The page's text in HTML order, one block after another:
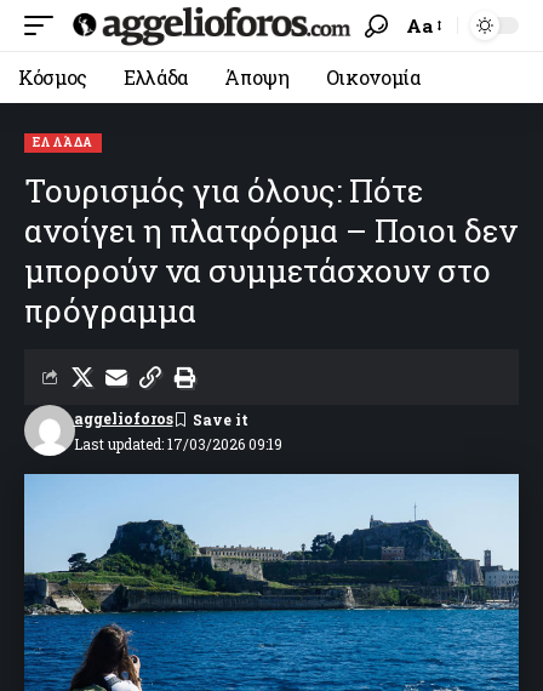
Aa
Κόσμος Ελλάδα Άποψη Οικονομία
ΕΛΛΆΔΑ
Τουρισμός για όλους: Πότε
ανοίγει η πλατφόρμα – Ποιοι δεν
μπορούν να συμμετάσχουν στο
πρόγραμμα
Last updated: 17/03/2026 09:19
aggelioforos